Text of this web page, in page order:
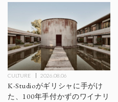
CULTURE 2026.08.06
K-Studioがギリシャに手がけ
た、100年手付かずのワイナリ